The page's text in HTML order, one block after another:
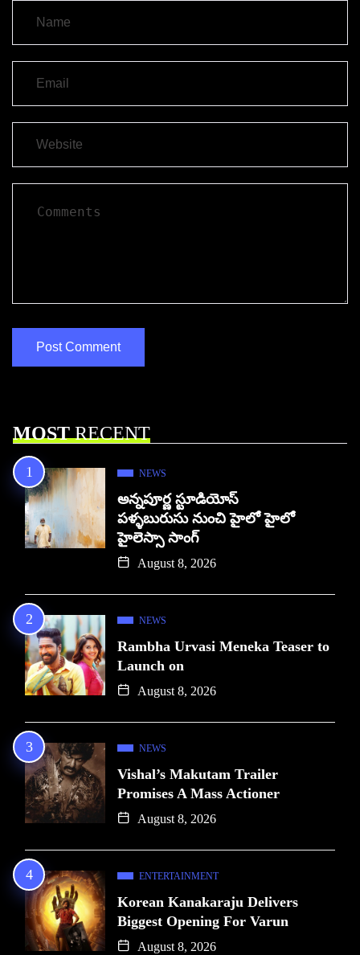
MOSTRECENT
NEWS
అన్నపూర్ణ స్టూడియోస్
పళ్ళబురుసు నుంచి హైలో హైలో
హైలెస్సా సాంగ్
August 8, 2026
NEWS
Rambha Urvasi Meneka Teaser to
Launch on
August 8, 2026
NEWS
Vishal’s Makutam Trailer
Promises A Mass Actioner
August 8, 2026
ENTERTAINMENT
Korean Kanakaraju Delivers
Biggest Opening For Varun
August 8, 2026